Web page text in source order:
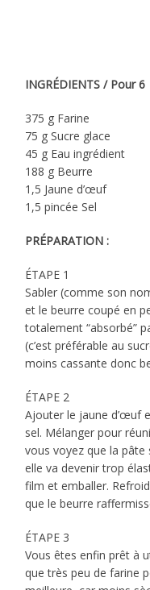
INGRÉDIENTS / Pour 6
375 g Farine
75 g Sucre glace
45 g Eau ingrédient
188 g Beurre
1,5 Jaune d’œuf
1,5 pincée Sel
PRÉPARATION :
ÉTAPE 1
Sabler (comme son
et le beurre coupé en
totalement “absorbé”
(c’est préférable au
moins cassante donc
ÉTAPE 2
Ajouter le jaune d’œuf
sel. Mélanger pour
vous voyez que la
elle va devenir trop
film et emballer.
que le beurre
ÉTAPE 3
Vous êtes enfin prêt à
que très peu de farine